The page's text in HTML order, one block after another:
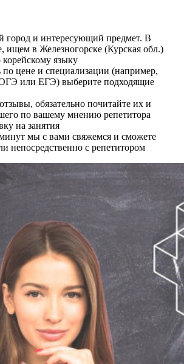
город и интересующий предмет. В
ищем в Железногорске (Курская обл.)
корейскому языку
по цене и специализации (например,
или ЕГЭ) выберите подходящие
обязательно почитайте их и
по вашему мнению репетитора
на занятия
мы с вами свяжемся и сможете
непосредственно с репетитором